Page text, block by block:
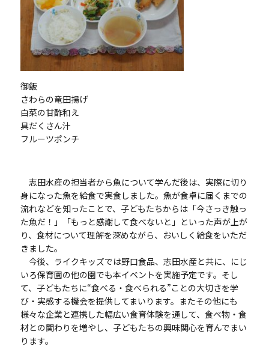
御飯
さわらの竜田揚げ
白菜の甘酢和え
具だくさん汁
フルーツポンチ
志田水産の担当者から魚について学んだ後は、実際に切り
身になった魚を給食で実食しました。魚が食卓に届くまでの
流れなどを知ったことで、子どもたちからは「今さっき触っ
た魚だ！」「もっと感謝して食べないと」といった声が上が
り、食材について理解を深めながら、おいしく給食をいただ
きました。
今後、ライクキッズでは野口食品、志田水産と共に、にじ
いろ保育園の他の園でも本イベントを実施予定です。そし
て、子どもたちに“食べる・食べられる”ことの大切さを学
び・実感する機会を提供してまいります。またその他にも
様々な企業と連携した幅広い食育体験を通して、食べ物・食
材との関わりを増やし、子どもたちの興味関心を育んでまい
ります。